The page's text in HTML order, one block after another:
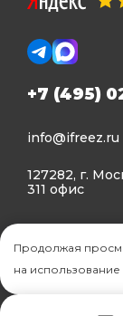
+7 (495)
info@ifreez.ru
127282, г.
311 офис
Политика
Политика
© Ifreez -
Продолжая
на